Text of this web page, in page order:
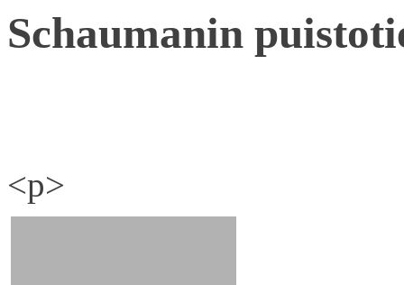
Schaumanin
<p>